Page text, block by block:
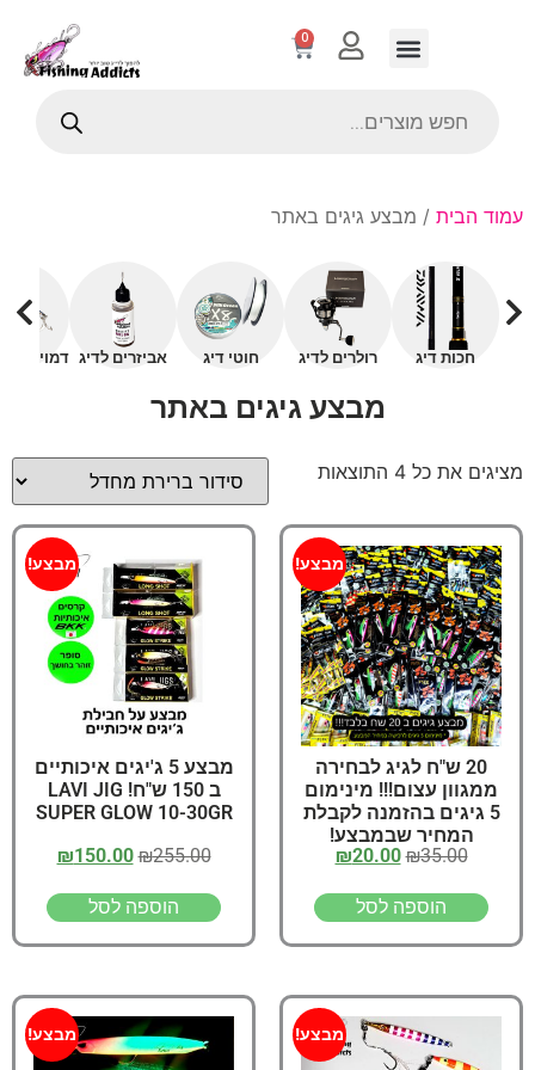
0
עמוד הבית / מבצע גיגים באתר
חכות דיג רולרים לדיג חוטי דיג אביזרים לדיג דמויים
מבצע גיגים באתר
מציגים את כל ⁦4⁩ התוצאות
מבצע!
20 ש"ח לגיג לבחירה
ממגוון עצום!!! מינימום
5 גיגים בהזמנה לקבלת
המחיר שבמבצע!
₪35.00
₪20.00
הוספה לסל
מבצע!
מבצע 5 ג'יגים איכותיים
ב 150 ש"ח! LAVI JIG
SUPER GLOW 10-30GR
₪255.00
₪150.00
הוספה לסל
מבצע! מבצע!